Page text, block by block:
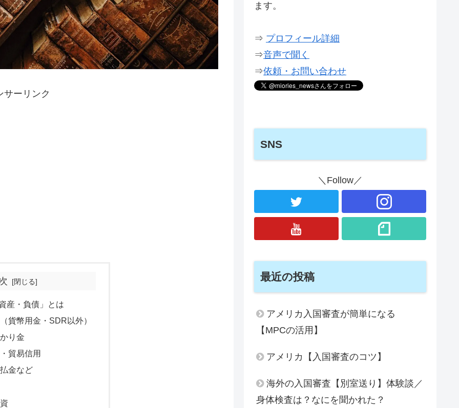
サーリンク
産・負債」とは
貨幣用金・SDR以外）
り金
貿易信用
金など
ます。
⇒ プロフィール詳細
⇒音声で聞く
⇒依頼・お問い合わせ
SNS
＼Follow／
最近の投稿
アメリカ入国審査が簡単になる
【MPCの活用】
アメリカ【入国審査のコツ】
海外の入国審査【別室送り】体験談／
身体検査は？なにを聞かれた？